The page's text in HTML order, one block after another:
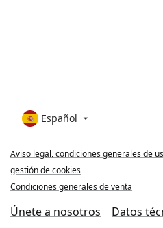
Español 
Aviso legal, condiciones generales de
gestión de cookies
Condiciones generales de venta
Únete a nosotros
Datos